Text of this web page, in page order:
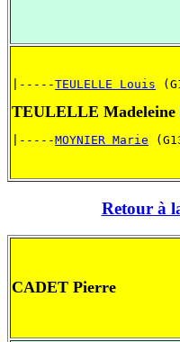
|-----TEULELLE Louis
TEULELLE Madeleine
|-----MOYNIER Marie
Retour à
CADET Pierre